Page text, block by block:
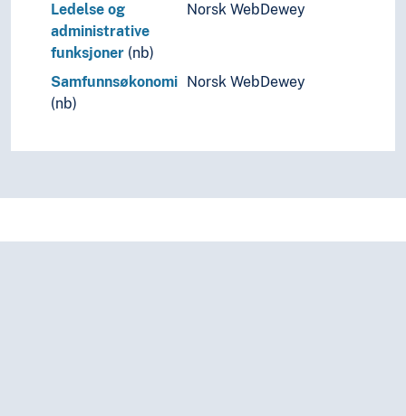
Ledelse og
administrative
funksjoner (nb)
Norsk WebDewey
Samfunnsøkonomi
(nb)
Norsk WebDewey